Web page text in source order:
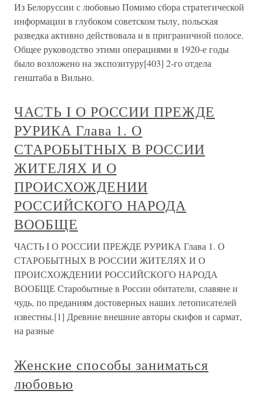
Из Белоруссии с любовью Помимо сбора стратегической
информации в глубоком советском тылу, польская
разведка активно действовала и в приграничной полосе.
Общее руководство этими операциями в 1920-е годы
было возложено на экспозитуру[403] 2-го отдела
генштаба в Вильно.
ЧАСТЬ I О РОССИИ ПРЕЖДЕ
РУРИКА Глава 1. О
СТАРОБЫТНЫХ В РОССИИ
ЖИТЕЛЯХ И О
ПРОИСХОЖДЕНИИ
РОССИЙСКОГО НАРОДА
ВООБЩЕ
ЧАСТЬ I О РОССИИ ПРЕЖДЕ РУРИКА Глава 1. О
СТАРОБЫТНЫХ В РОССИИ ЖИТЕЛЯХ И О
ПРОИСХОЖДЕНИИ РОССИЙСКОГО НАРОДА
ВООБЩЕ Старобытные в России обитатели, славяне и
чудь, по преданиям достоверных наших летописателей
известны.[1] Древние внешние авторы скифов и сармат,
на разные
Женские способы заниматься
любовью